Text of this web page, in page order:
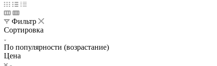
Фильтр
Сортировка
По популярности (возрастание)
Цена